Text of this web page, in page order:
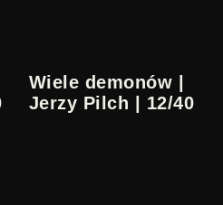
Wiele demonów |
Jerzy Pilch | 12/40